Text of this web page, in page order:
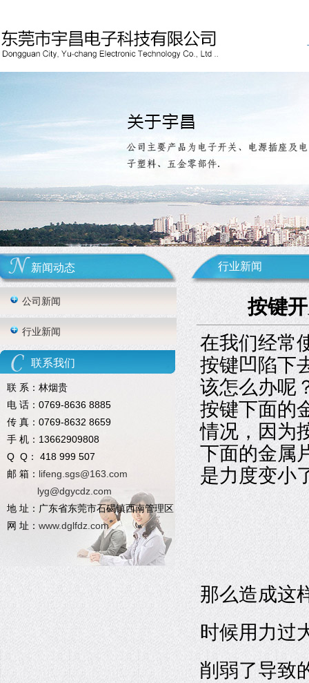
新闻动态
公司新闻
行业新闻
联系我们
联 系：林烟贵
电 话：0769-8636 8885
传 真：0769-8632 8659
手 机：13662909808
Q Q： 418 999 507
邮 箱： lifeng.sgs@163.com
lyg@dgycdz.com
地 址：广东省东莞市石碣镇西南管理区
网 址： www.dglfdz.com
行业新闻
按键
在我们经常
按键凹陷下
该怎么办呢
按键下面的
情况，因为
下面的金属
是力度变小
那么造成这
时候用力过
削弱了导致